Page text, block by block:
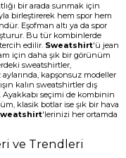
bir arada sunmak için
birleştirerek hem spor hem
Eşofman altı ya da spor
Bu tür kombinlerde
edilir. Sweatshirt'ü jean
için daha şık bir görünüm
sweatshirtler,
kapşonsuz modeller
kalın sweatshirtler dış
seçimi de kombinin
klasik botlar ise şık bir hava
'lerinizi her ortamda
ve Trendleri